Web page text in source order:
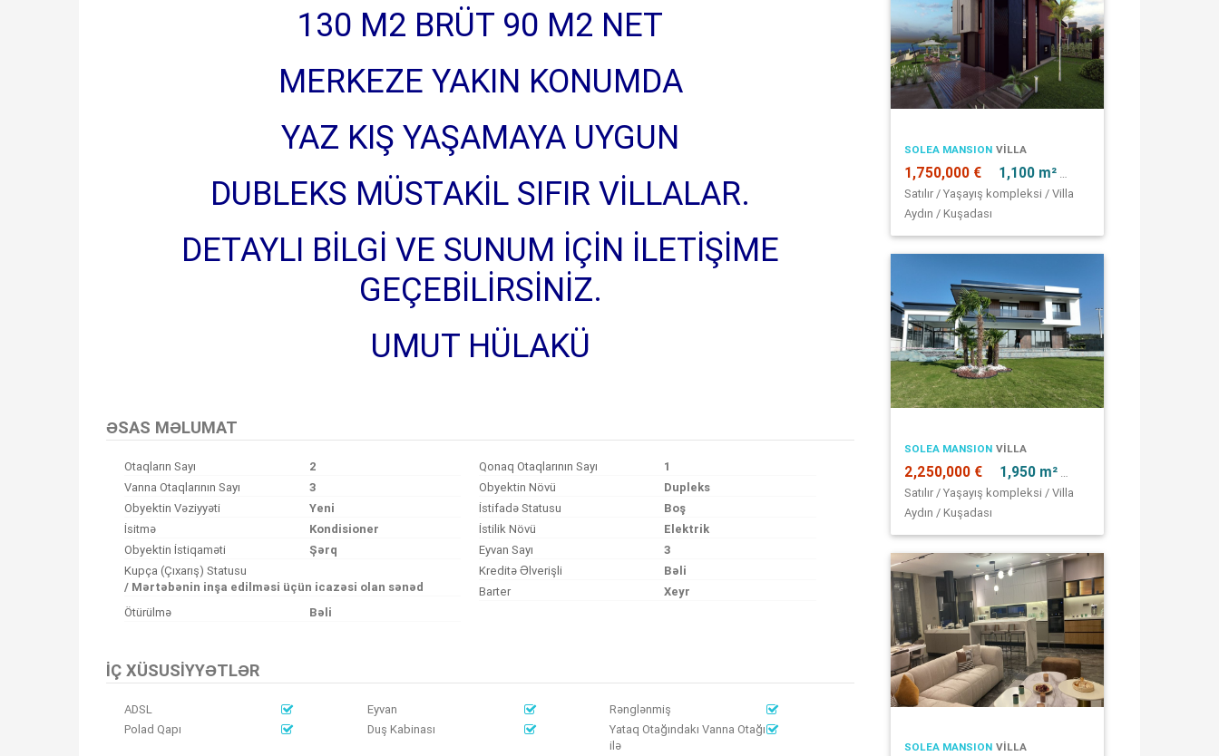
130 M2 BRÜT 90 M2 NET
MERKEZE YAKIN KONUMDA
YAZ KIŞ YAŞAMAYA UYGUN
DUBLEKS MÜSTAKİL SIFIR VİLLALAR.
DETAYLI BİLGİ VE SUNUM İÇİN İLETİŞİME
GEÇEBİLİRSİNİZ.
UMUT HÜLAKÜ
ƏSAS MƏLUMAT
Otaqların Sayı 2 Qonaq Otaqlarının Sayı
1
Vanna Otaqlarının Sayı
3 Obyektin Növü
Dupleks
Obyektin Vəziyyəti
Yeni İstifadə Statusu
Boş
İsitmə
Kondisioner İstilik Növü
Elektrik
Obyektin İstiqaməti
Şərq Eyvan Sayı
3
Kupça (Çıxarış) Statusu
/ Mərtəbənin inşa edilməsi üçün icazəsi olan sənəd
Kreditə Əlverişli
Bəli
Barter
Xeyr
Ötürülmə
Bəli
İÇ XÜSUSIYYƏTLƏR
ADSL Eyvan
Rənglənmiş
Polad Qapı
Duş Kabinası
Yataq Otağındakı Vanna Otağı
ilə
SOLEA MANSION VILLA
1,750,000 € 1,100 m²
Satılır / Yaşayış kompleksi / Villa
Aydın / Kuşadası
SOLEA MANSION VILLA
2,250,000 € 1,950 m²
Satılır / Yaşayış kompleksi / Villa
Aydın / Kuşadası
SOLEA MANSION VILLA